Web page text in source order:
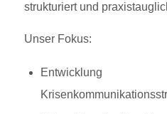
strukturiert und
Unser Fokus: